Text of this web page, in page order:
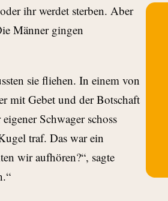
ihr werdet sterben. Aber
Männer gingen
sie fliehen. In einem von
mit Gebet und der Botschaft
Schwager schoss
traf. Das war ein
wir aufhören?“, sagte